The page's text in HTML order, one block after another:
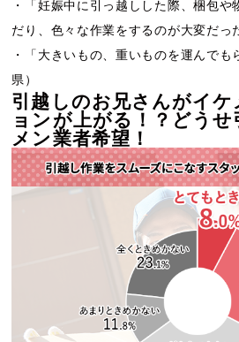
・「妊娠中に引っ越しした際、梱包や
だり、色々な作業をするのが大変だっ
・「大きいもの、重いものを運んでも
県）
引越しのお兄さんがイ
ョンが上がる！？どう
メン業者希望！